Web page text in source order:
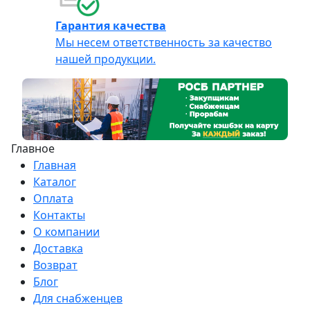
Гарантия качества
Мы несем ответственность за качество
нашей продукции.
Главное
Главная
Каталог
Оплата
Контакты
О компании
Доставка
Возврат
Блог
Для снабженцев